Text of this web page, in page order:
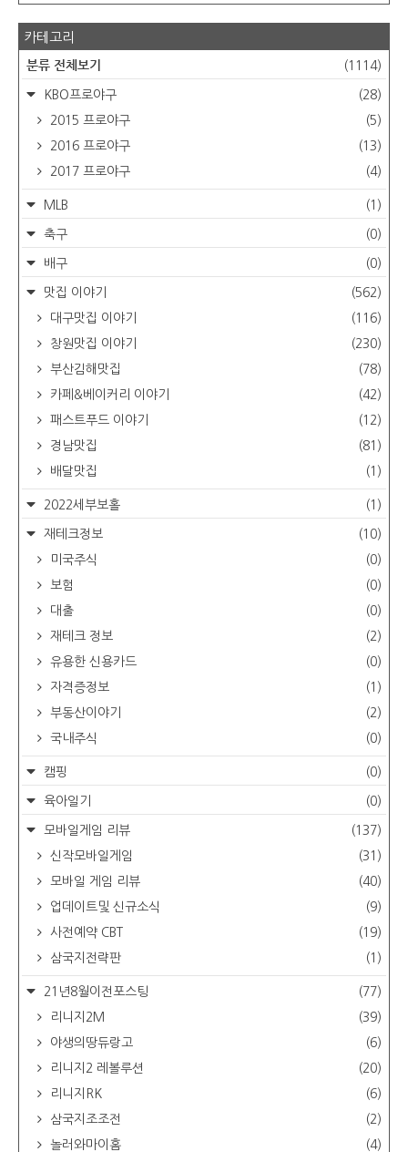
카테고리
분류 전체보기 (1114)
KBO프로야구
(28)
2015 프로야구
(5)
2016 프로야구
(13)
2017 프로야구
(4)
MLB (1)
축구 (0)
배구 (0)
맛집 이야기
(562)
대구맛집 이야기
(116)
창원맛집 이야기
(230)
부산김해맛집
(78)
카페&베이커리 이야기
(42)
패스트푸드 이야기
(12)
경남맛집
(81)
배달맛집
(1)
2022세부보홀 (1)
재테크정보
(10)
미국주식
(0)
보험
(0)
대출
(0)
재테크 정보
(2)
유용한 신용카드
(0)
자격증정보
(1)
부동산이야기
(2)
국내주식
(0)
캠핑 (0)
육아일기 (0)
모바일게임 리뷰
(137)
신작모바일게임
(31)
모바일 게임 리뷰
(40)
업데이트및 신규소식
(9)
사전예약 CBT
(19)
삼국지전략판
(1)
21년8월이전포스팅
(77)
리니지2M
(39)
야생의땅듀랑고
(6)
리니지2 레볼루션
(20)
리니지RK
(6)
삼국지조조전
(2)
놀러와마이홈
(4)